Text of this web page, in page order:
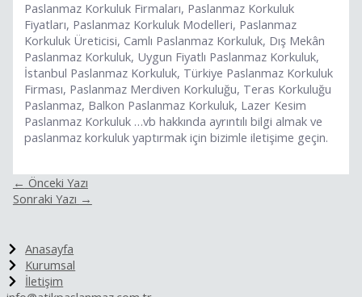
Paslanmaz Korkuluk Firmaları, Paslanmaz Korkuluk
Fiyatları, Paslanmaz Korkuluk Modelleri, Paslanmaz
Korkuluk Üreticisi, Camlı Paslanmaz Korkuluk, Dış Mekân
Paslanmaz Korkuluk, Uygun Fiyatlı Paslanmaz Korkuluk,
İstanbul Paslanmaz Korkuluk, Türkiye Paslanmaz Korkuluk
Firması, Paslanmaz Merdiven Korkuluğu, Teras Korkuluğu
Paslanmaz, Balkon Paslanmaz Korkuluk, Lazer Kesim
Paslanmaz Korkuluk …vb hakkında ayrıntılı bilgi almak ve
paslanmaz korkuluk yaptırmak için bizimle iletişime geçin.
← Önceki Yazı
Sonraki Yazı →
Anasayfa
Kurumsal
İletişim